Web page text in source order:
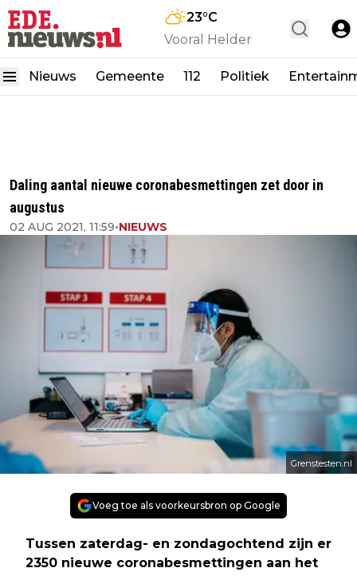
23°C
Vooral Helder
Nieuws Gemeente 112 Politiek
Daling aantal nieuwe coronabesmettingen zet door in
augustus
02 AUG 2021, 11:59•NIEUWS
Grenstesten.nl
Voeg toe als voorkeursbron op Google
Tussen zaterdag- en zondagochtend zijn er
2350 nieuwe coronabesmettingen aan het